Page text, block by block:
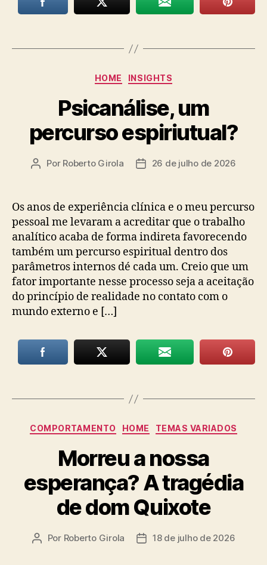
Categorias
HOME INSIGHTS
Psicanálise, um
percurso espiriutual?
Autor
Por Roberto Girola
Data26 de julho de 2026
Os anos de experiência clínica e o meu percurso
pessoal me levaram a acreditar que o trabalho
analítico acaba de forma indireta favorecendo
também um percurso espiritual dentro dos
parâmetros internos dé cada um. Creio que um
fator importante nesse processo seja a aceitação
do princípio de realidade no contato com o
mundo externo e […]
Categorias
COMPORTAMENTO HOME TEMAS VARIADOS
Morreu a nossa
esperança? A tragédia
de dom Quixote
Autor
Por Roberto Girola
Data18 de julho de 2026